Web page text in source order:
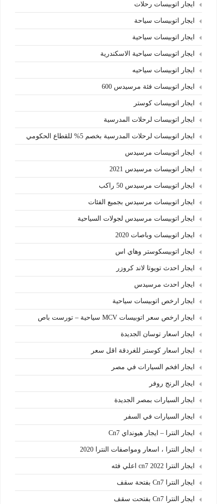
ايجار اتوبيسات رحلات
ايجار اتوبيسات سياحة
ايجار اتوبيسات سياحية
ايجار اتوبيسات سياحية الاسكندرية
ايجار اتوبيسات سياحيه
ايجار اتوبيسات فئة مرسيدس 600
ايجار اتوبيسات كوستر
ايجار اتوبيسات لرحلات المدرسية
ايجار اتوبيسات لرحلات المدرسية بخصم 5% للقطاع الحكومي
ايجار اتوبيسات مرسيدس
ايجار اتوبيسات مرسيدس 2021
ايجار اتوبيسات مرسيدس 50 راكب
ايجار اتوبيسات مرسيدس بجميع الفئات
ايجار اتوبيسات مرسيدس لجولات السياحية
ايجار اتوبيسات وباصات 2020
ايجار اتوبيسكوستر وهاي اس
ايجار احدث تويوتا لاند كروزر
ايجار احدث مرسيدس
ايجار ارخص اتوبيسات سياحية
ايجار ارخص سعر اتوبيسات MCV سياحية – تورست باص
ايجار اسعار توسان الجديدة
ايجار اسعار كوستر للغردقة اقل سعر
ايجار افخم السيارات في مصر
ايجار الرنج روفر
ايجار السيارات بمصر الجديدة
ايجار السيارات في السفر
ايجار النترا – ايجار هيونداي Cn7
ايجار النترا ، اسعار ومواصفات النترا 2020
ايجار النترا cn7 2022 اعلي فئه
ايجار النترا Cn7 بفتحة سقف
ايجار النترا Cn7 بفتحت سقف